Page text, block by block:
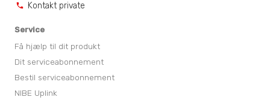
phone Kontakt private
Service
Få hjælp til dit produkt
Dit serviceabonnement
Bestil serviceabonnement
NIBE Uplink